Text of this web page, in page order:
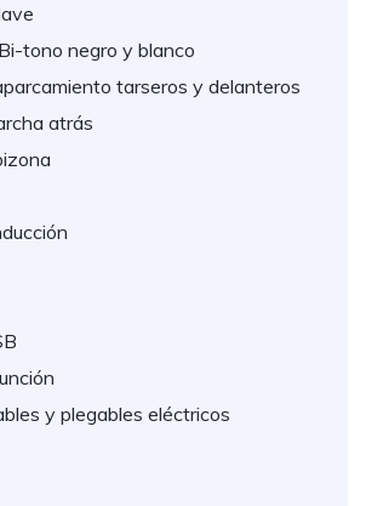
tono negro y blanco
tarseros y delanteros
atrás
y plegables eléctricos